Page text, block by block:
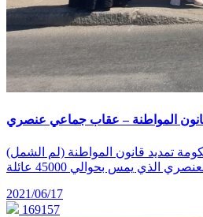
المواطنة – عقاب جماعي عنصري
تمديد قانون المواطنة (لم الشمل)
2021/06/17
169157